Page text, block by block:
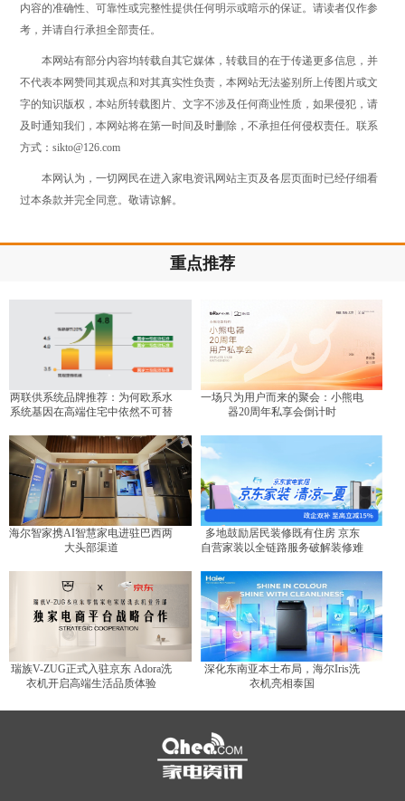
内容的准确性、可靠性或完整性提供任何明示或暗示的保证。请读者仅作参
考，并请自行承担全部责任。
本网站有部分内容均转载自其它媒体，转载目的在于传递更多信息，并
不代表本网赞同其观点和对其真实性负责，本网站无法鉴别所上传图片或文
字的知识版权，本站所转载图片、文字不涉及任何商业性质，如果侵犯，请
及时通知我们，本网站将在第一时间及时删除，不承担任何侵权责任。联系
方式：sikto@126.com
本网认为，一切网民在进入家电资讯网站主页及各层页面时已经仔细看
过本条款并完全同意。敬请谅解。
重点推荐
两联供系统品牌推荐：为何欧系水
系统基因在高端住宅中依然不可替
一场只为用户而来的聚会：小熊电
器20周年私享会倒计时
海尔智家携AI智慧家电进驻巴西两
大头部渠道
多地鼓励居民装修既有住房 京东
自营家装以全链路服务破解装修难
瑞族V-ZUG正式入驻京东 Adora洗
衣机开启高端生活品质体验
深化东南亚本土布局，海尔Iris洗
衣机亮相泰国